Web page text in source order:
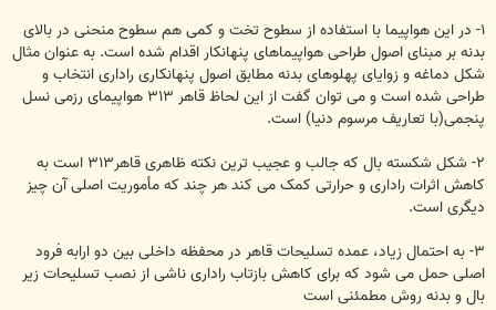
۱- در این هواپیما با استفاده از سطوح تخت و کمی هم سطوح منحنی در بالای
بدنه بر مبنای اصول طراحی هواپیماهای پنهانکار اقدام شده است. به عنوان مثال
شکل دماغه و زوایای پهلوهای بدنه مطابق اصول پنهانکاری راداری انتخاب و
طراحی شده است و می توان گفت از این لحاظ قاهر ۳۱۳ هواپیمای رزمی نسل
پنجمی(با تعاریف مرسوم دنیا) است.
۲- شکل شکسته بال که جالب و عجیب ترین نکته ظاهری قاهر۳۱۳ است به
کاهش اثرات راداری و حرارتی کمک می کند هر چند که مأموریت اصلی آن چیز
دیگری است.
۳- به احتمال زیاد، عمده تسلیحات قاهر در محفظه داخلی بین دو ارابه فرود
اصلی حمل می شود که برای کاهش بازتاب راداری ناشی از نصب تسلیحات زیر
بال و بدنه روش مطمئنی است